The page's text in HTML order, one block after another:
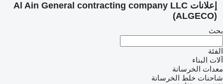
إعلانات Al Ain General contracting company LLC
(ALGECO)
بحث
الفئة
آلات البناء
معدات الخرسانة
شاحنات خلط الخرسانة